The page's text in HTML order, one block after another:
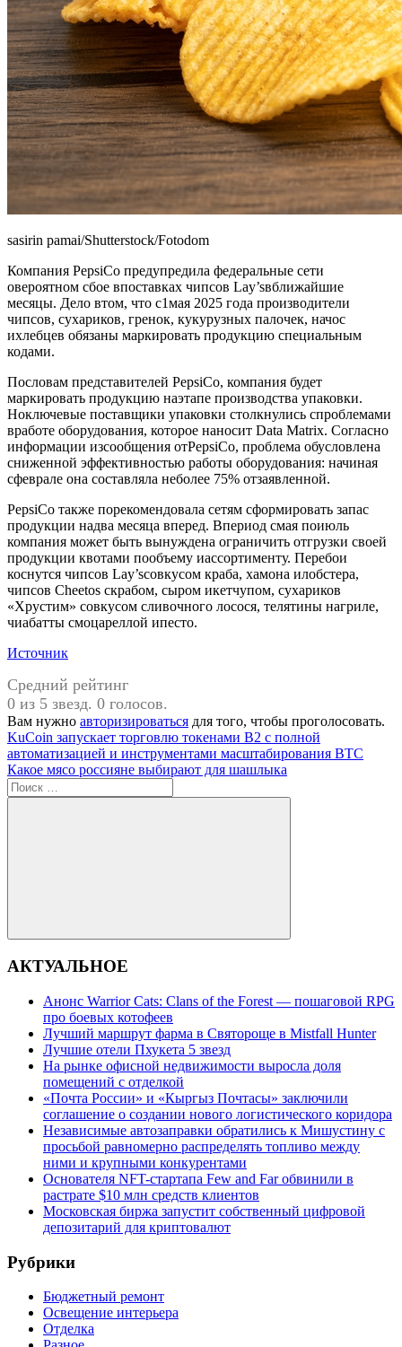
sasirin pamai/Shutterstock/Fotodom
Компания PepsiCo предупредила федеральные сети
овероятном сбое впоставках чипсов Lay’sвближайшие
месяцы. Дело втом, что с1мая 2025 года производители
чипсов, сухариков, гренок, кукурузных палочек, начос
ихлебцев обязаны маркировать продукцию специальным
кодами.
Пословам представителей PepsiCo, компания будет
маркировать продукцию наэтапе производства упаковки.
Ноключевые поставщики упаковки столкнулись спроблемами
вработе оборудования, которое наносит Data Matrix. Согласно
информации изсообщения отPepsiCo, проблема обусловлена
сниженной эффективностью работы оборудования: начиная
сфеврале она составляла неболее 75% отзаявленной.
PepsiCo также порекомендовала сетям сформировать запас
продукции надва месяца вперед. Впериод смая поиюль
компания может быть вынуждена ограничить отгрузки своей
продукции квотами пообъему иассортименту. Перебои
коснутся чипсов Lay’sсовкусом краба, хамона илобстера,
чипсов Cheetos скрабом, сыром икетчупом, сухариков
«Хрустим» совкусом сливочного лосося, телятины нагриле,
чиабатты смоцареллой ипесто.
Источник
Средний рейтинг
0 из 5 звезд. 0 голосов.
Вам нужно авторизироваться для того, чтобы проголосовать.
Навигация
по
записям
Предыдущая
запись:
KuCoin запускает торговлю токенами B2 с полной
автоматизацией и инструментами масштабирования BTC
Следующая
запись:
Какое мясо россияне выбирают для шашлыка
Поиск
для:
Поиск
АКТУАЛЬНОЕ
Анонс Warrior Cats: Clans of the Forest — пошаговой RPG
про боевых котофеев
Лучший маршрут фарма в Святороще в Mistfall Hunter
Лучшие отели Пхукета 5 звезд
На рынке офисной недвижимости выросла доля
помещений с отделкой
«Почта России» и «Кыргыз Почтасы» заключили
соглашение о создании нового логистического коридора
Независимые автозаправки обратились к Мишустину с
просьбой равномерно распределять топливо между
ними и крупными конкурентами
Основателя NFT-стартапа Few and Far обвинили в
растрате $10 млн средств клиентов
Московская биржа запустит собственный цифровой
депозитарий для криптовалют
Рубрики
Бюджетный ремонт
Освещение интерьера
Отделка